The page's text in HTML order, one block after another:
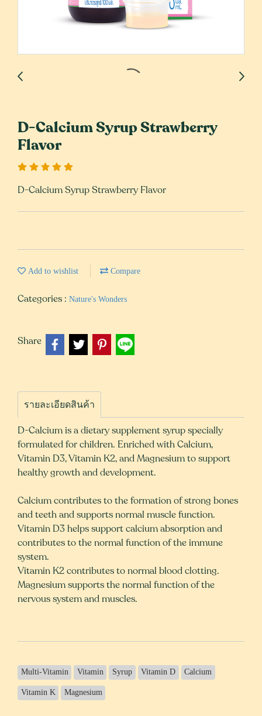
D-Calcium Syrup Strawberry
Flavor
D-Calcium Syrup Strawberry Flavor
Add to wishlist Compare
Categories : Nature's Wonders
Share
รายละเอียดสินค้า
D-Calcium is a dietary supplement syrup specially
formulated for children. Enriched with Calcium,
Vitamin D3, Vitamin K2, and Magnesium to support
healthy growth and development.
Calcium contributes to the formation of strong bones
and teeth and supports normal muscle function.
Vitamin D3 helps support calcium absorption and
contributes to the normal function of the immune
system.
Vitamin K2 contributes to normal blood clotting.
Magnesium supports the normal function of the
nervous system and muscles.
Multi-Vitamin Vitamin Syrup Vitamin D
Calcium
Vitamin K
Magnesium